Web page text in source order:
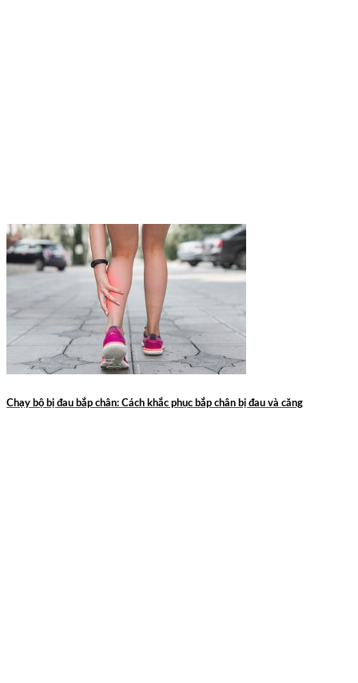
Chạy bộ bị đau bắp chân: Cách khắc phục bắp chân bị đau và căng